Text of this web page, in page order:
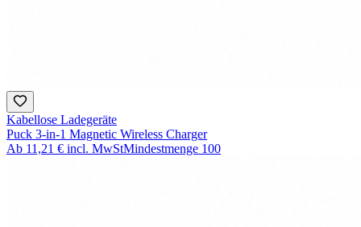
Kabellose Ladegeräte
Puck 3-in-1 Magnetic Wireless Charger
Ab 11,21 € incl. MwStMindestmenge 100